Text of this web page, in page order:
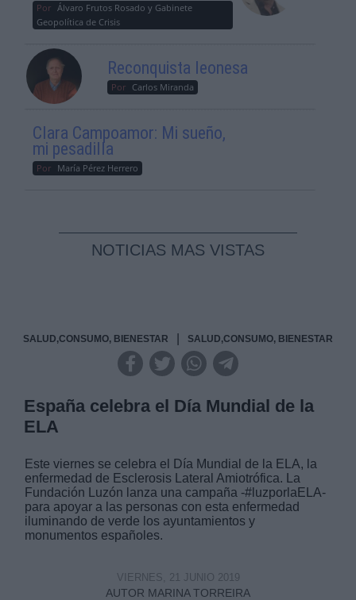
Por Álvaro Frutos Rosado y Gabinete
Geopolítica de Crisis
Reconquista leonesa
Por Carlos Miranda
Clara Campoamor: Mi sueño,
mi pesadilla
Por María Pérez Herrero
NOTICIAS MAS VISTAS
SALUD,CONSUMO, BIENESTAR SALUD,CONSUMO, BIENESTAR
España celebra el Día Mundial de la
ELA
Este viernes se celebra el Día Mundial de la ELA, la
enfermedad de Esclerosis Lateral Amiotrófica. La
Fundación Luzón lanza una campaña -#luzporlaELA-
para apoyar a las personas con esta enfermedad
iluminando de verde los ayuntamientos y
monumentos españoles.
AUTOR MARINA TORREIRA
VIERNES, 21 JUNIO 2019